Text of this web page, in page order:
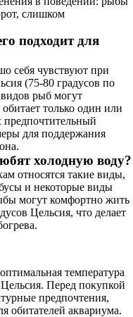
слишком
подходит для
себя чувствуют при
(75-80 градусов по
рыб могут
только один или
предпочтительный
для поддержания
холодную воду?
относятся такие виды,
и некоторые виды
могут комфортно жить
Цельсия, что делает
температура
Перед покупкой
предпочтения,
обитателей аквариума.